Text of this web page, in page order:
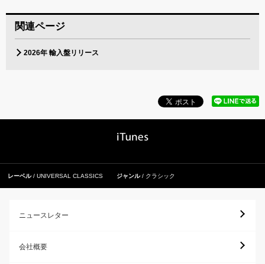
関連ページ
2026年 輸入盤リリース
レーベル UNIVERSAL CLASSICS ジャンル クラシック
ニュースレター
会社概要